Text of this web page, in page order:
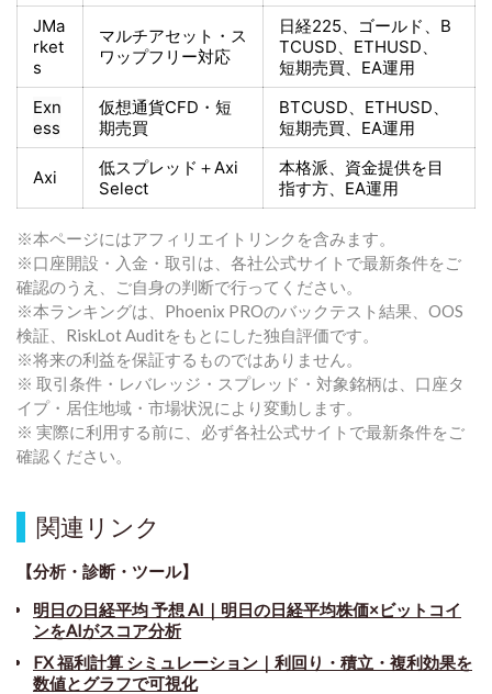
JMa
rket
s
マルチアセット・ス
ワップフリー対応
日経225 、ゴールド、 B
TCUSD、ETHUSD、
短期売買 、EA運用
Exn
ess
仮想通貨CFD・短
期売買
BTCUSD、ETHUSD、
短期売買 、EA運用
Axi 低スプレッド＋ Axi
Select
本格派、資金提供を目
指す方 、EA運用
※本ページにはアフィリエイトリンクを含みます。
※口座開設・入金・取引は、各社公式サイトで最新条件をご
確認のうえ、ご自身の判断で行ってください。
※本ランキングは、Phoenix PROのバックテスト結果、OOS
検証、RiskLot Auditをもとにした独自評価です。
※将来の利益を保証するものではありません。
※ 取引条件・レバレッジ・スプレッド・対象銘柄は、口座タ
イプ・居住地域・市場状況により変動します。
※ 実際に利用する前に、必ず各社公式サイトで最新条件をご
確認ください。
関連リンク
【分析・診断・ツール】
明日の日経平均 予想 AI｜明日の日経平均株価×ビットコイ
ンをAIがスコア分析
FX 福利計算 シミュレーション｜利回り・積立・複利効果を
数値とグラフで可視化